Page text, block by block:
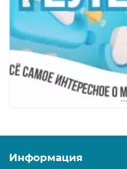
Информация